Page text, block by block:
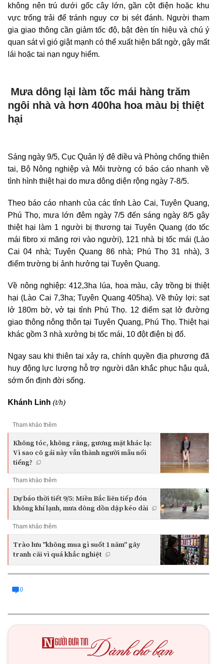
không nên trú dưới gốc cây lớn, gần cột điện hoặc khu
vực trống trải để tránh nguy cơ bị sét đánh. Người tham
gia giao thông cần giảm tốc độ, bật đèn tín hiệu và chú ý
quan sát vì gió giật mạnh có thể xuất hiện bất ngờ, gây mất
lái hoặc tai nạn nguy hiểm.
Mưa dông lại làm tốc mái hàng trăm
ngôi nhà và hơn 400ha hoa màu bị thiệt
hại
Sáng ngày 9/5, Cục Quản lý đê điều và Phòng chống thiên
tai, Bộ Nông nghiệp và Môi trường có báo cáo nhanh về
tình hình thiệt hại do mưa dông diện rộng ngày 7-8/5.
Theo báo cáo nhanh của các tỉnh Lào Cai, Tuyên Quang,
Phú Thọ, mưa lớn đêm ngày 7/5 đến sáng ngày 8/5 gây
thiệt hại làm 1 người bị thương tại Tuyên Quang (do tốc
mái fibro xi măng rơi vào người), 121 nhà bị tốc mái (Lào
Cai 04 nhà; Tuyên Quang 86 nhà; Phú Thọ 31 nhà), 3
điểm trường bị ảnh hưởng tại Tuyên Quang.
Về nông nghiệp: 412,3ha lúa, hoa màu, cây trồng bị thiệt
hại (Lào Cai 7,3ha; Tuyên Quang 405ha). Về thủy lợi: sạt
lở 180m bờ, vở tại tỉnh Phú Thọ. 12 điểm sạt lở đường
giao thông nông thôn tại Tuyên Quang, Phú Thọ. Thiệt hại
khác gồm 3 nhà xưởng bị tốc mái, 10 đột điện bị đổ.
Ngay sau khi thiên tai xảy ra, chính quyền địa phương đã
huy động lực lượng hỗ trợ người dân khắc phục hậu quả,
sớm ổn định đời sống.
Khánh Linh (t/h)
Tham khảo thêm
Không tóc, không răng, gương mặt khác lạ:
Vì sao cô gái này vẫn thành người mẫu nổi
tiếng?
Tham khảo thêm
Dự báo thời tiết 9/5: Miền Bắc liên tiếp đón
không khí lạnh, mưa dông dồn dập kéo dài
Tham khảo thêm
Trào lưu "không mua gì suốt 1 năm" gây
tranh cãi vì quá khắc nghiệt
0